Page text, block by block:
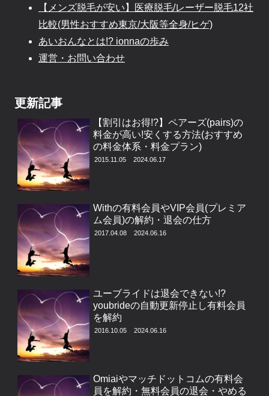
【メンズ脱毛が安い】医療脱毛/レーザー脱毛12社
比較(男性おすすめ東京/大阪等全身/ヒゲ)
あいおんなとは!? ionnaの歩み
運営・お問い合わせ
更新記事
【割引はお得!?】ペアーズ(pairs)の
料金が高い!安くする方法(おすすめ
の料金体系・料金プラン)
2015.11.05 2024.06.17
Withの有料会員やVIP会員(プレミア
ム会員)の解約・退会の仕方
2017.04.08 2024.06.16
ユーブライドは退会できない!?
youbrideの自動更新停止し有料会員
を解約
2016.10.05 2024.06.16
Omiaiやマッチドットコムの有料会
員を解約・無料会員の退会・やめる